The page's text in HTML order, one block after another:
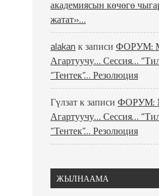
академиясын көчөгө
жатат»…
alakan к записи ФОРУМ:
Агартуучу… Сессия…
“Тентек”… Резолюция
Гүлзатк записи ФОРУМ:
Агартуучу… Сессия…
“Тентек”… Резолюция
ЖЫЛНААМА